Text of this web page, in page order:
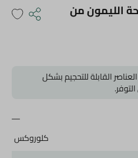
الليمون من
القابلة للتحجيم بشكل
كلوروكس